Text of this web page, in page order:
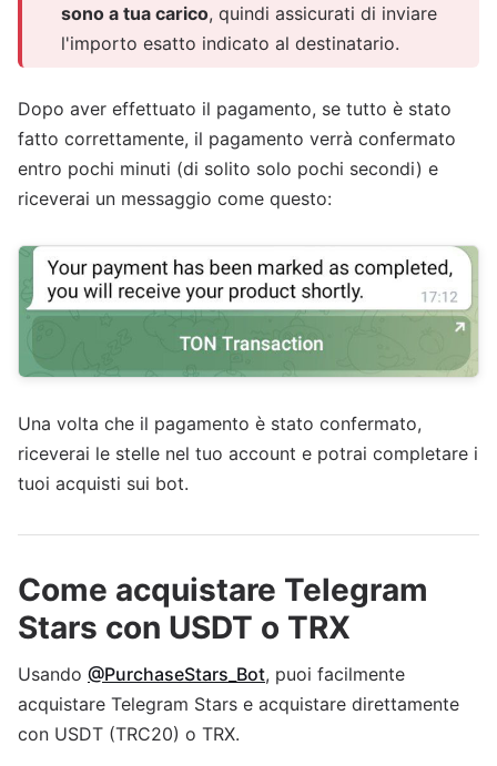
sono a tua carico, quindi assicurati di inviare
l'importo esatto indicato al destinatario.
Dopo aver effettuato il pagamento, se tutto è stato
fatto correttamente, il pagamento verrà confermato
entro pochi minuti (di solito solo pochi secondi) e
riceverai un messaggio come questo:
Una volta che il pagamento è stato confermato,
riceverai le stelle nel tuo account e potrai completare i
tuoi acquisti sui bot.
Come acquistare Telegram
Stars con USDT o TRX
Usando @PurchaseStars_Bot, puoi facilmente
acquistare Telegram Stars e acquistare direttamente
con USDT (TRC20) o TRX.